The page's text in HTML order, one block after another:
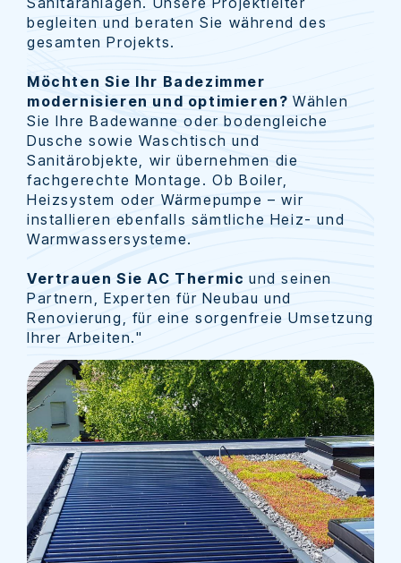
begleiten und beraten Sie während des
gesamten Projekts.
Möchten Sie Ihr Badezimmer
modernisieren und optimieren?Wählen
Sie Ihre Badewanne oder bodengleiche
Dusche sowie Waschtisch und
Sanitärobjekte, wir übernehmen die
fachgerechte Montage. Ob Boiler,
Heizsystem oder Wärmepumpe – wir
installieren ebenfalls sämtliche Heiz- und
Warmwassersysteme.
Vertrauen Sie AC Thermic und seinen
Partnern, Experten für Neubau und
Renovierung, für eine sorgenfreie Umsetzung
Ihrer Arbeiten."